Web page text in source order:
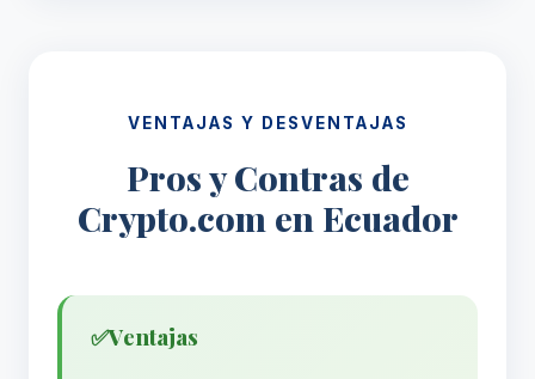
VENTAJAS Y DESVENTAJAS
Pros y Contras de
Crypto.com en Ecuador
✅Ventajas